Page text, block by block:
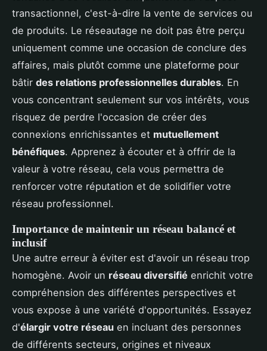
transactionnel, c'est-à-dire la vente de services ou
de produits. Le réseautage ne doit pas être perçu
uniquement comme une occasion de conclure des
affaires, mais plutôt comme une plateforme pour
bâtir des relations professionnelles durables. En
vous concentrant seulement sur vos intérêts, vous
risquez de perdre l'occasion de créer des
connexions enrichissantes et mutuellement
bénéfiques. Apprenez à écouter et à offrir de la
valeur à votre réseau, cela vous permettra de
renforcer votre réputation et de solidifier votre
réseau professionnel.
Importance de maintenir un réseau balancé et
inclusif
Une autre erreur à éviter est d'avoir un réseau trop
homogène. Avoir un réseau diversifié enrichit votre
compréhension des différentes perspectives et
vous expose à une variété d'opportunités. Essayez
d'élargir votre réseau en incluant des personnes
de différents secteurs, origines et niveaux